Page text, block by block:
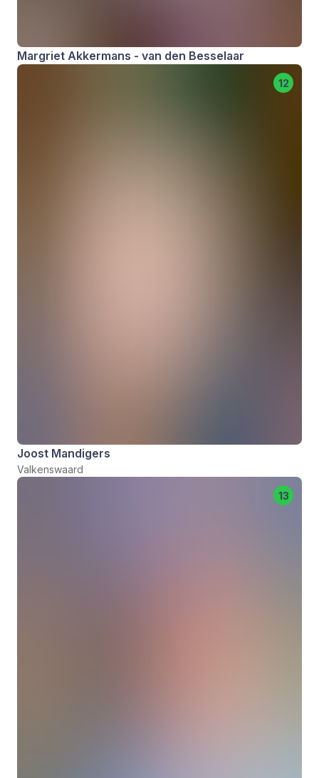
Margriet Akkermans - van den Besselaar
12
Joost Mandigers
Valkenswaard
13